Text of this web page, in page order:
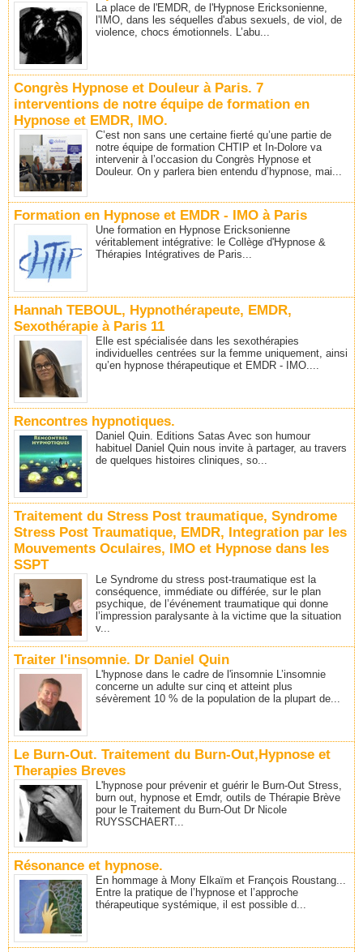
La place de l'EMDR, de l'Hypnose Ericksonienne,
l'IMO, dans les séquelles d'abus sexuels, de viol, de
violence, chocs émotionnels. L’abu...
Congrès Hypnose et Douleur à Paris. 7
interventions de notre équipe de formation en
Hypnose et EMDR, IMO.
C’est non sans une certaine fierté qu’une partie de
notre équipe de formation CHTIP et In-Dolore va
intervenir à l’occasion du Congrès Hypnose et
Douleur. On y parlera bien entendu d’hypnose, mai...
Formation en Hypnose et EMDR - IMO à Paris
Une formation en Hypnose Ericksonienne
véritablement intégrative: le Collège d'Hypnose &
Thérapies Intégratives de Paris...
Hannah TEBOUL, Hypnothérapeute, EMDR,
Sexothérapie à Paris 11
Elle est spécialisée dans les sexothérapies
individuelles centrées sur la femme uniquement, ainsi
qu’en hypnose thérapeutique et EMDR - IMO....
Rencontres hypnotiques.
Daniel Quin. Editions Satas Avec son humour
habituel Daniel Quin nous invite à partager, au travers
de quelques histoires cliniques, so...
Traitement du Stress Post traumatique, Syndrome
Stress Post Traumatique, EMDR, Integration par les
Mouvements Oculaires, IMO et Hypnose dans les
SSPT
Le Syndrome du stress post-traumatique est la
conséquence, immédiate ou différée, sur le plan
psychique, de l’événement traumatique qui donne
l’impression paralysante à la victime que la situation
v...
Traiter l'insomnie. Dr Daniel Quin
L'hypnose dans le cadre de l'insomnie L’insomnie
concerne un adulte sur cinq et atteint plus
sévèrement 10 % de la population de la plupart de...
Le Burn-Out. Traitement du Burn-Out,Hypnose et
Therapies Breves
L'hypnose pour prévenir et guérir le Burn-Out Stress,
burn out, hypnose et Emdr, outils de Thérapie Brève
pour le Traitement du Burn-Out Dr Nicole
RUYSSCHAERT...
Résonance et hypnose.
En hommage à Mony Elkaïm et François Roustang...
Entre la pratique de l’hypnose et l’approche
thérapeutique systémique, il est possible d...